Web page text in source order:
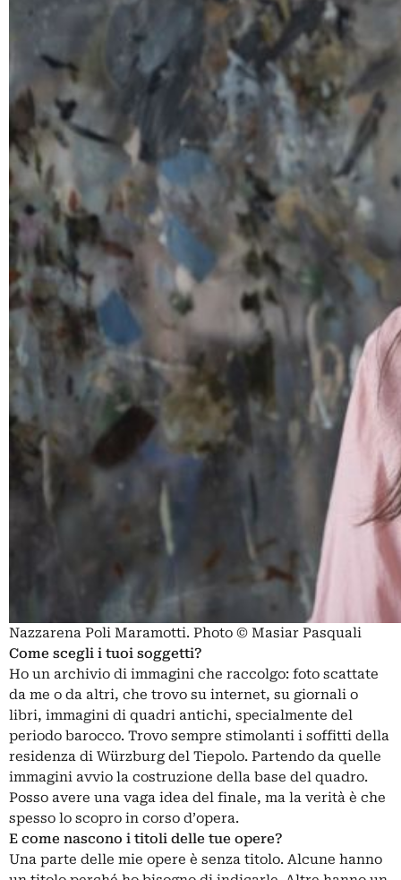
Nazzarena Poli Maramotti. Photo © Masiar Pasquali
Come scegli i tuoi soggetti?
Ho un archivio di immagini che raccolgo: foto scattate
da me o da altri, che trovo su internet, su giornali o
libri, immagini di quadri antichi, specialmente del
periodo barocco. Trovo sempre stimolanti i soffitti della
residenza di Würzburg del Tiepolo. Partendo da quelle
immagini avvio la costruzione della base del quadro.
Posso avere una vaga idea del finale, ma la verità è che
spesso lo scopro in corso d’opera.
E come nascono i titoli delle tue opere?
Una parte delle mie opere è senza titolo. Alcune hanno